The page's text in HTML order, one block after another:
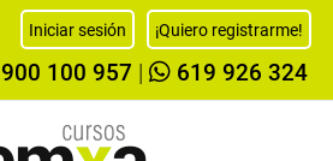
Iniciar sesión ¡Quiero registrarme!
900 100 957 619 926 324